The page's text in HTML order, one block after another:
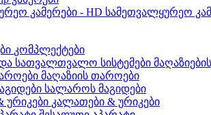
სამეთვალყურეო
კომპლექტები
მაღაზიის თაროები
სალაროს მაგიდები
კალათები & ურიკები